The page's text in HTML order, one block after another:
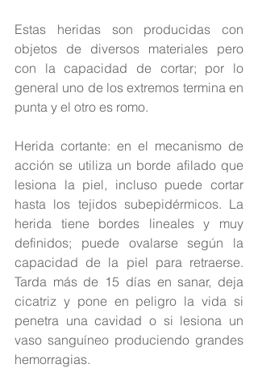
Estas heridas son producidas con
objetos de diversos materiales pero
con la capacidad de cortar; por lo
general uno de los extremos termina en
punta y el otro es romo.
Herida cortante: en el mecanismo de
acción se utiliza un borde afilado que
lesiona la piel, incluso puede cortar
hasta los tejidos subepidérmicos. La
herida tiene bordes lineales y muy
definidos; puede ovalarse según la
capacidad de la piel para retraerse.
Tarda más de 15 días en sanar, deja
cicatriz y pone en peligro la vida si
penetra una cavidad o si lesiona un
vaso sanguíneo produciendo grandes
hemorragias.